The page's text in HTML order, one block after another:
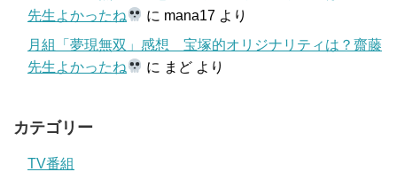
先生よかったね
に mana17 より
月組「夢現無双」感想 宝塚的オリジナリティは？齋藤
先生よかったね
に まど より
カテゴリー
TV番組